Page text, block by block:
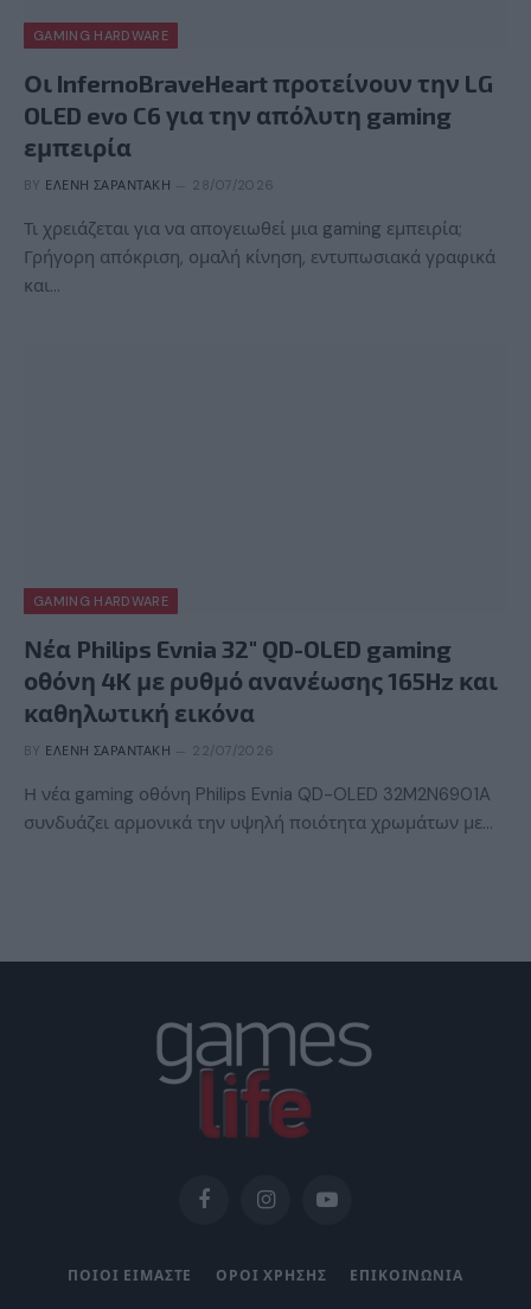
GAMING HARDWARE
Οι InfernoBraveHeart προτείνουν την LG
OLED evo C6 για την απόλυτη gaming
εμπειρία
BY ΕΛΈΝΗ ΣΑΡΑΝΤΆΚΗ 28/07/2026
Τι χρειάζεται για να απογειωθεί μια gaming εμπειρία;
Γρήγορη απόκριση, ομαλή κίνηση, εντυπωσιακά γραφικά
και…
GAMING HARDWARE
Νέα Philips Evnia 32″ QD-OLED gaming
οθόνη 4K με ρυθμό ανανέωσης 165Hz και
καθηλωτική εικόνα
BY ΕΛΈΝΗ ΣΑΡΑΝΤΆΚΗ 22/07/2026
Η νέα gaming οθόνη Philips Evnia QD-OLED 32M2N6901A
συνδυάζει αρμονικά την υψηλή ποιότητα χρωμάτων με…
FacebookInstagramYouTube
ΠΟΙΟΙ ΕΙΜΑΣΤΕ ΟΡΟΙ ΧΡΗΣΗΣ ΕΠΙΚΟΙΝΩΝΙΑ